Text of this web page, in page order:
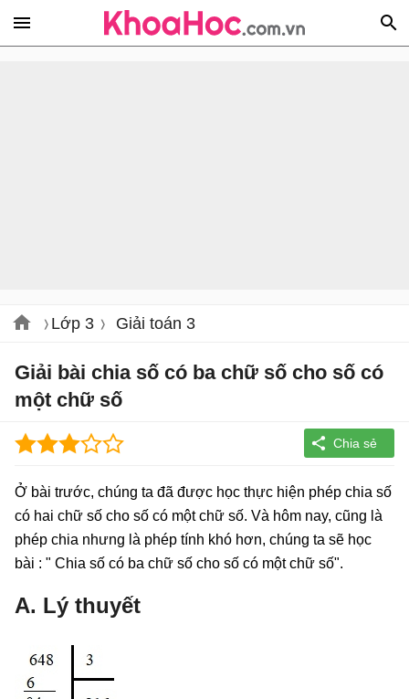
Lớp 3 Giải toán 3
Giải bài chia số có ba chữ số cho số có
một chữ số
Ở bài trước, chúng ta đã được học thực hiện phép chia số
có hai chữ số cho số có một chữ số. Và hôm nay, cũng là
phép chia nhưng là phép tính khó hơn, chúng ta sẽ học
bài : " Chia số có ba chữ số cho số có một chữ số".
A. Lý thuyết